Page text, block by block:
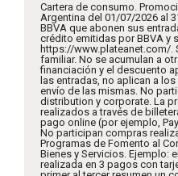
Cartera de consumo.
Argentina del 01/07/2026 al
BBVA que abonen sus
crédito emitidas por BBVA y
https://www.plateanet.com/.
familiar. No se acumulan a
financiación y el descuento
las entradas, no aplican a
envío de las mismas. No
distribution y corporate. La
realizados a través de
pago online (por ejemplo,
No participan compras
Programas de Fomento al
Bienes y Servicios. Ejemplo:
realizada en 3 pagos con